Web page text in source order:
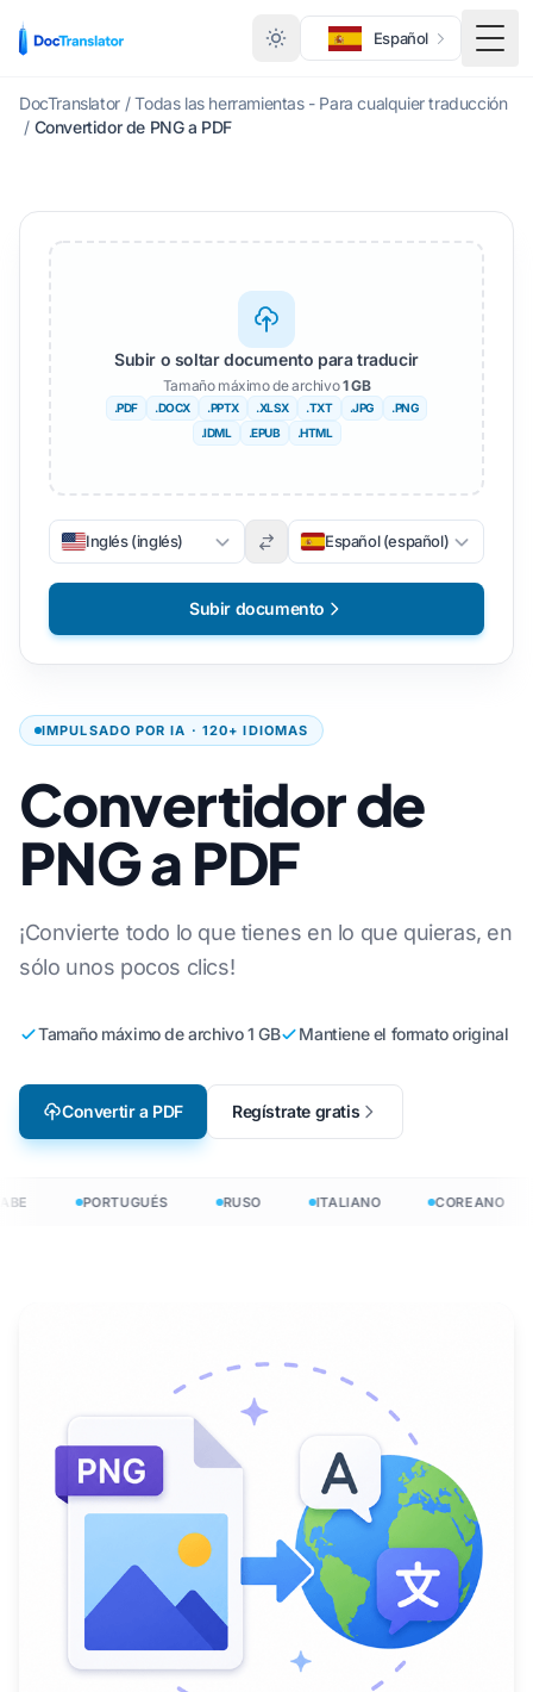
Español
DocTranslator / Todas las herramientas - Para cualquier traducción
/ Convertidor de PNG a PDF
IMPULSADO POR IA · 120+ IDIOMAS
Convertidor de
PNG a PDF
¡Convierte todo lo que tienes en lo que quieras, en
sólo unos pocos clics!
Tamaño máximo de archivo 1 GB Mantiene el formato original
Convertir a PDF Regístrate gratis
Subir o soltar documento para traducir
Tamaño máximo de archivo1 GB
.PDF .DOCX .PPTX .XLSX .TXT .JPG
.PNG
.IDML
.EPUB .HTML
Inglés (inglés) Español (español)
Subir documento
PORTUGUÉS RUSO ITALIANO COREANO